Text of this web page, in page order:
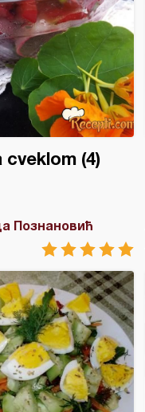
cveklom (4)
Познановић